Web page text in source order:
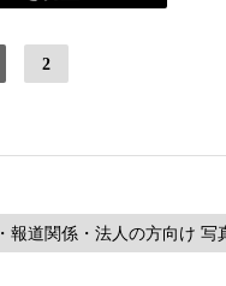
2
報道関係・法人の方向け